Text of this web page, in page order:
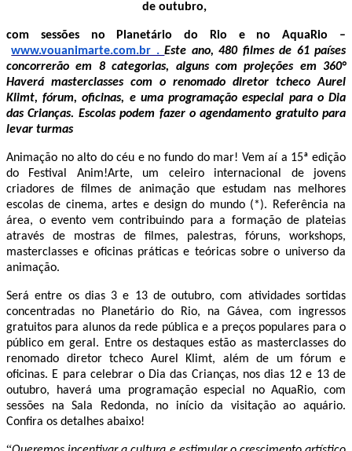
de outubro,
com sessões no Planetário do Rio e no AquaRio –
www.vouanimarte.com.br .Este ano, 480 filmes de 61 países
concorrerão em 8 categorias, alguns com projeções em 360°
Haverá masterclasses com o renomado diretor tcheco Aurel
Klimt, fórum, oficinas, e uma programação especial para o Dia
das Crianças. Escolas podem fazer o agendamento gratuito para
levar turmas
Animação no alto do céu e no fundo do mar! Vem aí a 15ª edição
do Festival Anim!Arte, um celeiro internacional de jovens
criadores de filmes de animação que estudam nas melhores
escolas de cinema, artes e design do mundo (*). Referência na
área, o evento vem contribuindo para a formação de plateias
através de mostras de filmes, palestras, fóruns, workshops,
masterclasses e oficinas práticas e teóricas sobre o universo da
animação.
Será entre os dias 3 e 13 de outubro, com atividades sortidas
concentradas no Planetário do Rio, na Gávea, com ingressos
gratuitos para alunos da rede pública e a preços populares para o
público em geral. Entre os destaques estão as masterclasses do
renomado diretor tcheco Aurel Klimt, além de um fórum e
oficinas. E para celebrar o Dia das Crianças, nos dias 12 e 13 de
outubro, haverá uma programação especial no AquaRio, com
sessões na Sala Redonda, no início da visitação ao aquário.
Confira os detalhes abaixo!